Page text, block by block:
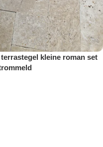
kleine roman set